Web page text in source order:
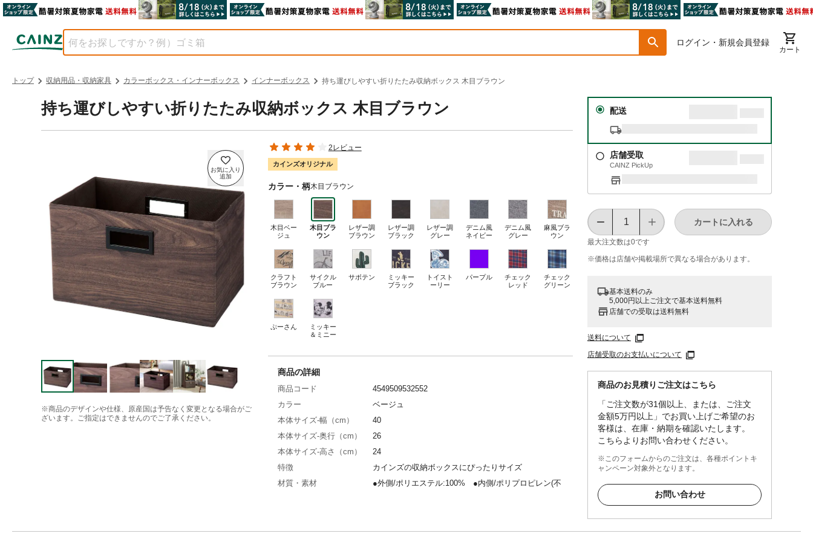
ログイン・新規会員登録
カート
トップ 収納用品・収納家具 カラーボックス・インナーボックス インナーボックス 持ち運びしやすい折りたたみ収納ボックス 木目ブラウン
持ち運びしやすい折りたたみ収納ボックス 木目ブラウン
※商品のデザインや仕様、原産国は予告なく変更となる場合がご
ざいます。ご指定はできませんのでご了承ください。
2レビュー
カインズオリジナル
カラー・柄木目ブラウン
木目ベー
ジュ
木目ブラ
ウン
レザー調
ブラウン
レザー調
ブラック
レザー調
グレー
デニム風
ネイビー
デニム風
グレー
麻風ブラ
ウン
クラフト
ブラウン
サイクル
ブルー
サボテン
ミッキー
ブラック
トイスト
ーリー
パープル
チェック
レッド
チェック
グリーン
ぷーさん
ミッキー
＆ミニー
配送
店舗受取
CAINZ PickUp
最大注文数は0です
カートに入れる
※価格は​店舗や​掲載場所で​異なる​場合が​あります。
基本送料のみ
5,000円以上ご注文で基本送料無料
店舗での受取は送料無料
送料について
店舗受取のお支払いについて
商品のお見積りご注文はこちら
「ご注文数が31個以上、または、ご注文
金額5万円以上」でお買い上げご希望のお
客様は、在庫・納期を確認いたします。
こちらよりお問い合わせください。
※このフォームからのご注文は、各種ポイントキ
ャンペーン対象外となります。
お問い合わせ
商品の詳細
商品コード
4549509532552
カラー
ベージュ
本体サイズ-幅（cm）
40
本体サイズ-奥行（cm）
26
本体サイズ-高さ（cm）
24
特徴
カインズの収納ボックスにぴったりサイズ
材質・素材
●外側/ポリエステル:100% ●内側/ポリプロピレン(不